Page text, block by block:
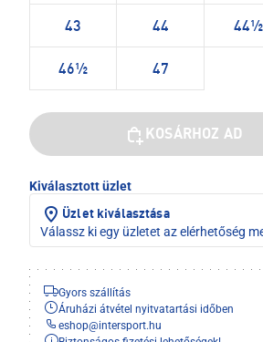
43 44 44½
46½ 47
KOSÁRHOZ AD
Kiválasztott üzlet
Üzlet kiválasztása
Válassz ki egy üzletet az elérhetőség
Gyors szállítás
Áruházi átvétel nyitvatartási időben
eshop@intersport.hu